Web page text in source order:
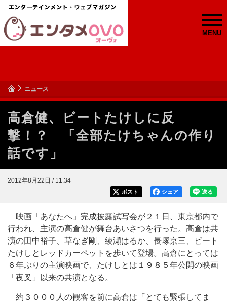
MENU
ニュース
高倉健、ビートたけしに反
撃！？ 「全部たけちゃんの作り
話です」
2012年8月22日 / 11:34
送る
シェア
ポスト
映画「あなたへ」完成披露試写会が２１日、東京都内で
行われ、主演の高倉健が舞台あいさつを行った。高倉は共
演の田中裕子、草なぎ剛、綾瀬はるか、長塚京三、ビート
たけしとレッドカーペットを歩いて登場。高倉にとっては
６年ぶりの主演映画で、たけしとは１９８５年公開の映画
「夜叉」以来の共演となる。
約３０００人の観客を前に高倉は「とても緊張してま